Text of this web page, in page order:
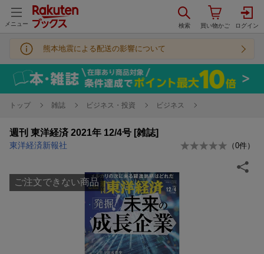
メニュー
熊本地震による配送の影響について
トップ 雑誌 ビジネス・投資 ビジネス
週刊 東洋経済 2021年 12/4号 [雑誌]
東洋経済新報社 （0件）
ご注文できない商品